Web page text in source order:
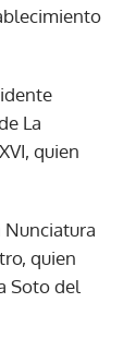
La
quien
Nunciatura
quien
Soto del